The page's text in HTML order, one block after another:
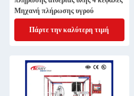
Μηχανή πλήρωσης υγρού
Πάρτε την καλύτερη τιμή